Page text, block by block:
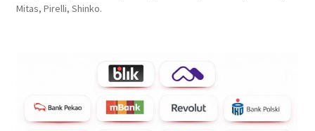
Mitas, Pirelli, Shinko.